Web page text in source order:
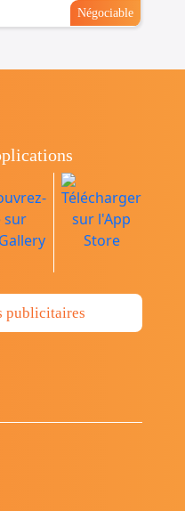
Négociable
publicitaires